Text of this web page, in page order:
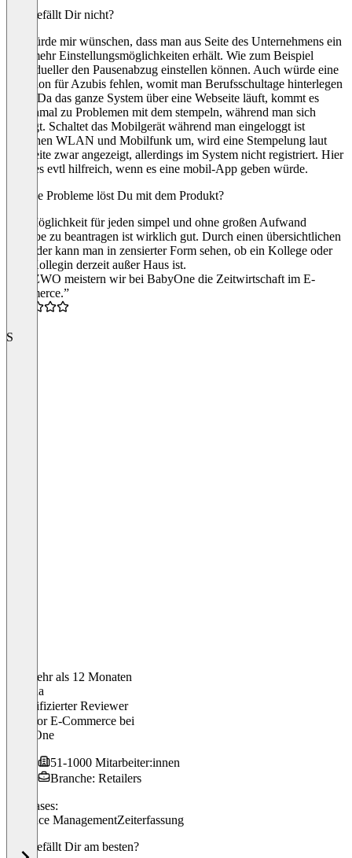
Was gefällt Dir nicht?
Ich würde mir wünschen, dass man aus Seite des Unternehmens ein
paar mehr Einstellungsmöglichkeiten erhält. Wie zum Beispiel
individueller den Pausenabzug einstellen können. Auch würde eine
Funktion für Azubis fehlen, womit man Berufsschultage hinterlegen
kann. Da das ganze System über eine Webseite läuft, kommt es
manchmal zu Problemen mit dem stempeln, während man sich
bewegt. Schaltet das Mobilgerät während man eingeloggt ist
zwischen WLAN und Mobilfunk um, wird eine Stempelung laut
Webseite zwar angezeigt, allerdings im System nicht registriert. Hier
wäre es evtl hilfreich, wenn es eine mobil-App geben würde.
Welche Probleme löst Du mit dem Produkt?
Die Möglichkeit für jeden simpel und ohne großen Aufwand
Urlaube zu beantragen ist wirklich gut. Durch einen übersichtlichen
Kalender kann man in zensierter Form sehen, ob ein Kollege oder
eine Kollegin derzeit außer Haus ist.
“Mit ZWO meistern wir bei BabyOne die Zeitwirtschaft im E-
Commerce.”
S
Vor mehr als 12 Monaten
Sabrina
Verifizierter Reviewer
Director E-Commerce bei
BabyOne
51-1000 Mitarbeiter:innen
Branche: Retailers
Use cases:
Absence ManagementZeiterfassung
Was gefällt Dir am besten?